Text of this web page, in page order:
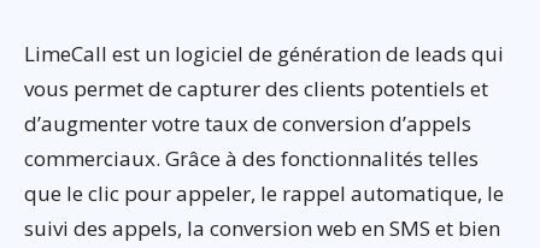
LimeCall est un logiciel de génération de leads qui
vous permet de capturer des clients potentiels et
d’augmenter votre taux de conversion d’appels
commerciaux. Grâce à des fonctionnalités telles
que le clic pour appeler, le rappel automatique, le
suivi des appels, la conversion web en SMS et bien